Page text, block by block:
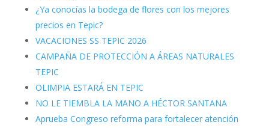
¿Ya conocías la bodega de flores con los mejores
precios en Tepic?
VACACIONES SS TEPIC 2026
CAMPAÑA DE PROTECCIÓN A ÁREAS NATURALES
TEPIC
OLIMPIA ESTARÁ EN TEPIC
NO LE TIEMBLA LA MANO A HÉCTOR SANTANA
Aprueba Congreso reforma para fortalecer atención